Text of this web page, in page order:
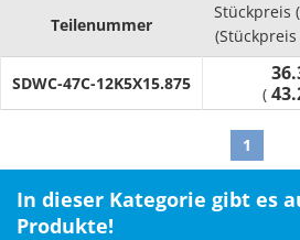
Teilenummer
Stückpreis
SDWC-47C-12K5X15.875
(
1
In dieser Kategorie gibt es
Produkte!